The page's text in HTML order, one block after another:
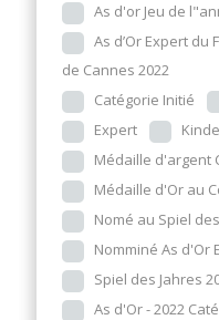
As d'or Jeu de
As d’Or Expert
de Cannes 2022
Catégorie Initié
Expert
Médaille d'argent
Médaille d'Or au
Nomé au Spiel
Nomminé As d'Or
Spiel des Jahres
As d'Or - 2022